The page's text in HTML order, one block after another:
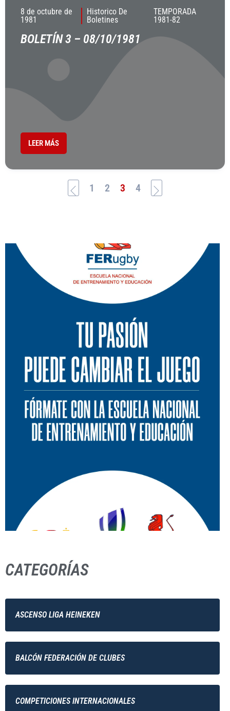
8 de octubre de
1981
Historico De
Boletines
TEMPORADA
1981-82
BOLETÍN 3 – 08/10/1981
LEER MÁS
1 2 3 4
CATEGORÍAS
ASCENSO LIGA HEINEKEN
BALCÓN FEDERACIÓN DE CLUBES
COMPETICIONES INTERNACIONALES